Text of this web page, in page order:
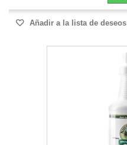
Añadir a la lista de deseos